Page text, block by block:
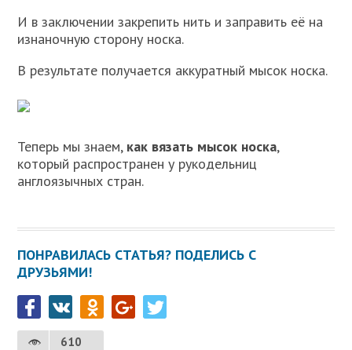
И в заключении закрепить нить и заправить её на
изнаночную сторону носка.
В результате получается аккуратный мысок носка.
Теперь мы знаем, как вязать мысок носка,
который распространен у рукодельниц
англоязычных стран.
ПОНРАВИЛАСЬ СТАТЬЯ? ПОДЕЛИСЬ С
ДРУЗЬЯМИ!
610